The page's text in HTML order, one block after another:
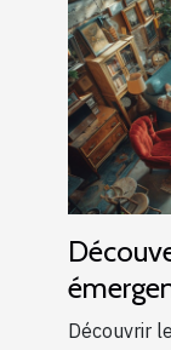
locales
Découvrir